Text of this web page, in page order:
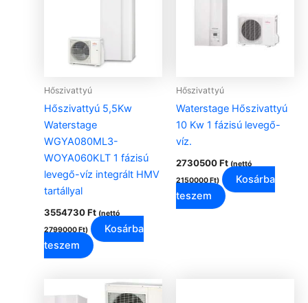
Hőszivattyú
Hőszivattyú 5,5Kw
Waterstage
WGYA080ML3-
WOYA060KLT 1 fázisú
levegő-víz integrált HMV
tartállyal
3554730Ft (nettó
2799000Ft)
Kosárba
teszem
Hőszivattyú
Waterstage Hőszivattyú
10 Kw 1 fázisú levegő-
víz.
2730500Ft (nettó
2150000Ft)
Kosárba
teszem